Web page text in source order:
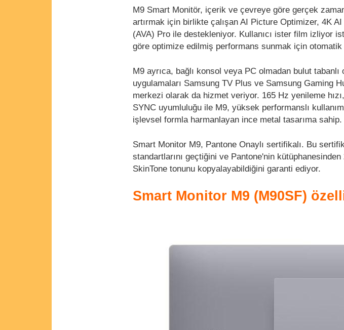
M9 Smart Monitör, içerik ve çevreye göre gerçek
artırmak için birlikte çalışan AI Picture Optimizer, 4K
(AVA) Pro ile destekleniyor. Kullanıcı ister film izliyor
göre optimize edilmiş performans sunmak için otomatik
M9 ayrıca, bağlı konsol veya PC olmadan bulut
uygulamaları Samsung TV Plus ve Samsung Gaming
merkezi olarak da hizmet veriyor. 165 Hz yenileme
SYNC uyumluluğu ile M9, yüksek performanslı
işlevsel formla harmanlayan ince metal tasarıma sahip.
Smart Monitor M9, Pantone Onaylı sertifikalı. Bu
standartlarını geçtiğini ve Pantone'nin
SkinTone tonunu kopyalayabildiğini garanti ediyor.
Smart Monitor M9 (M90SF)